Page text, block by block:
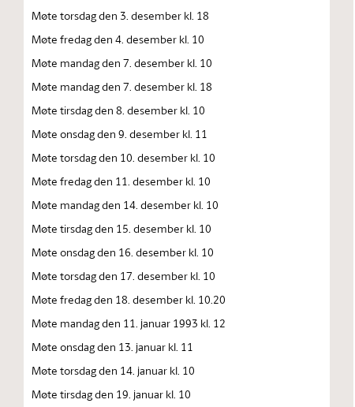
Møte torsdag den 3. desember kl. 18
Møte fredag den 4. desember kl. 10
Møte mandag den 7. desember kl. 10
Møte mandag den 7. desember kl. 18
Møte tirsdag den 8. desember kl. 10
Møte onsdag den 9. desember kl. 11
Møte torsdag den 10. desember kl. 10
Møte fredag den 11. desember kl. 10
Møte mandag den 14. desember kl. 10
Møte tirsdag den 15. desember kl. 10
Møte onsdag den 16. desember kl. 10
Møte torsdag den 17. desember kl. 10
Møte fredag den 18. desember kl. 10.20
Møte mandag den 11. januar 1993 kl. 12
Møte onsdag den 13. januar kl. 11
Møte torsdag den 14. januar kl. 10
Møte tirsdag den 19. januar kl. 10